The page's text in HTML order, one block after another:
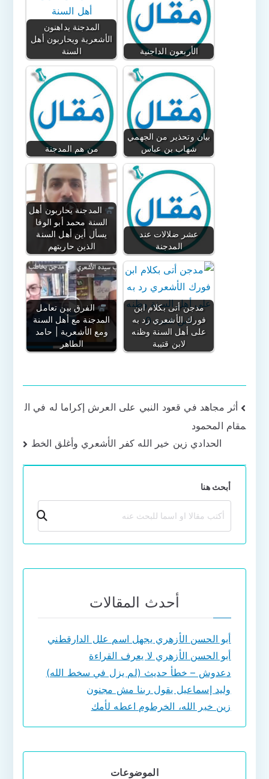
المدجنة يداهنون
الأشعرية ويحاربون أهل
السنة
الأربعون الداجنية
من هم المدجنة
بيان وتحذير من الجهمي
شهاب بن عباس
المدجنة يحاربون أهل
السنة محمد أبو الوفا
يسأل أين أهل السنة
الذين حاربتهم
عشر ضلالات عند
المدجنة
الفرق بين تعامل
المدجنة مع أهل السنة
ومع الأشعرية | حامد
الطاهر
مدجن أتى بكلام ابن
فورك الأشعري رد به
على أهل السنة وظنه
لابن قتيبة
تصفّح
المقالات
أثر مجاهد في قعود النبي على العرش إكراما له في ال
مقام المحمود
الحدادي زين خير الله كفر الأشعري وأغلق الخط
أبحث هنا
بحث
أحدث المقالات
أبو الحسن الأزهري يجهل اسم علل الدارقطني
أبو الحسن الأزهري لا يعرف القراءة
دعدوش – خطأ حديث (لم يزل في سخط الله)
وليد إسماعيل يقول ربنا مش مجنون
زين خير الله، الخرطوم اعطه لأمك
الموضوعات